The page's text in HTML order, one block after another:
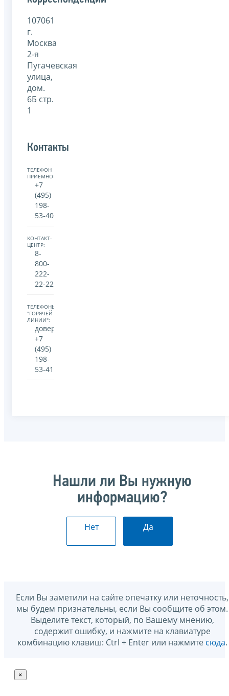
107061
г.
Москва
2-я
Пугачевская
улица,
дом.
6Б стр.
1
Контакты
ТЕЛЕФОН
ПРИЕМНОЙ:
+7
(495)
198-
53-40
КОНТАКТ-
ЦЕНТР:
8-
800-
222-
22-22
ТЕЛЕФОНЫ
"ГОРЯЧЕЙ
ЛИНИИ":
доверия:
+7
(495)
198-
53-41
Нашли ли Вы нужную
информацию?
Нет Да
Если Вы заметили на сайте опечатку или неточность,
мы будем признательны, если Вы сообщите об этом.
Выделите текст, который, по Вашему мнению,
содержит ошибку, и нажмите на клавиатуре
комбинацию клавиш: Ctrl + Enter или нажмите сюда.
×